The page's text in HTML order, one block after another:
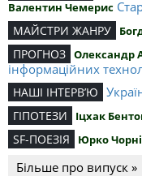
Валентин Чемерис
МАЙСТРИ ЖАНРУ
ПРОГНОЗ Олександр
інформаційних
НАШІ ІНТЕРВ’Ю
ГІПОТЕЗИ Іцхак
SF-ПОЕЗІЯ Юрко
Більше про випуск »